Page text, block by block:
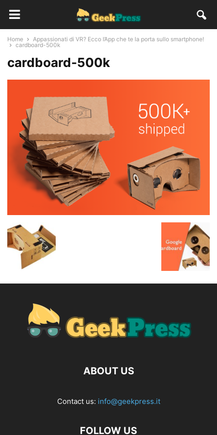
Home
Appassionati di VR? Ecco l’App che te la porta sullo smartphone!
cardboard-500k
cardboard-500k
ABOUT US
Contact us: info@geekpress.it
FOLLOW US